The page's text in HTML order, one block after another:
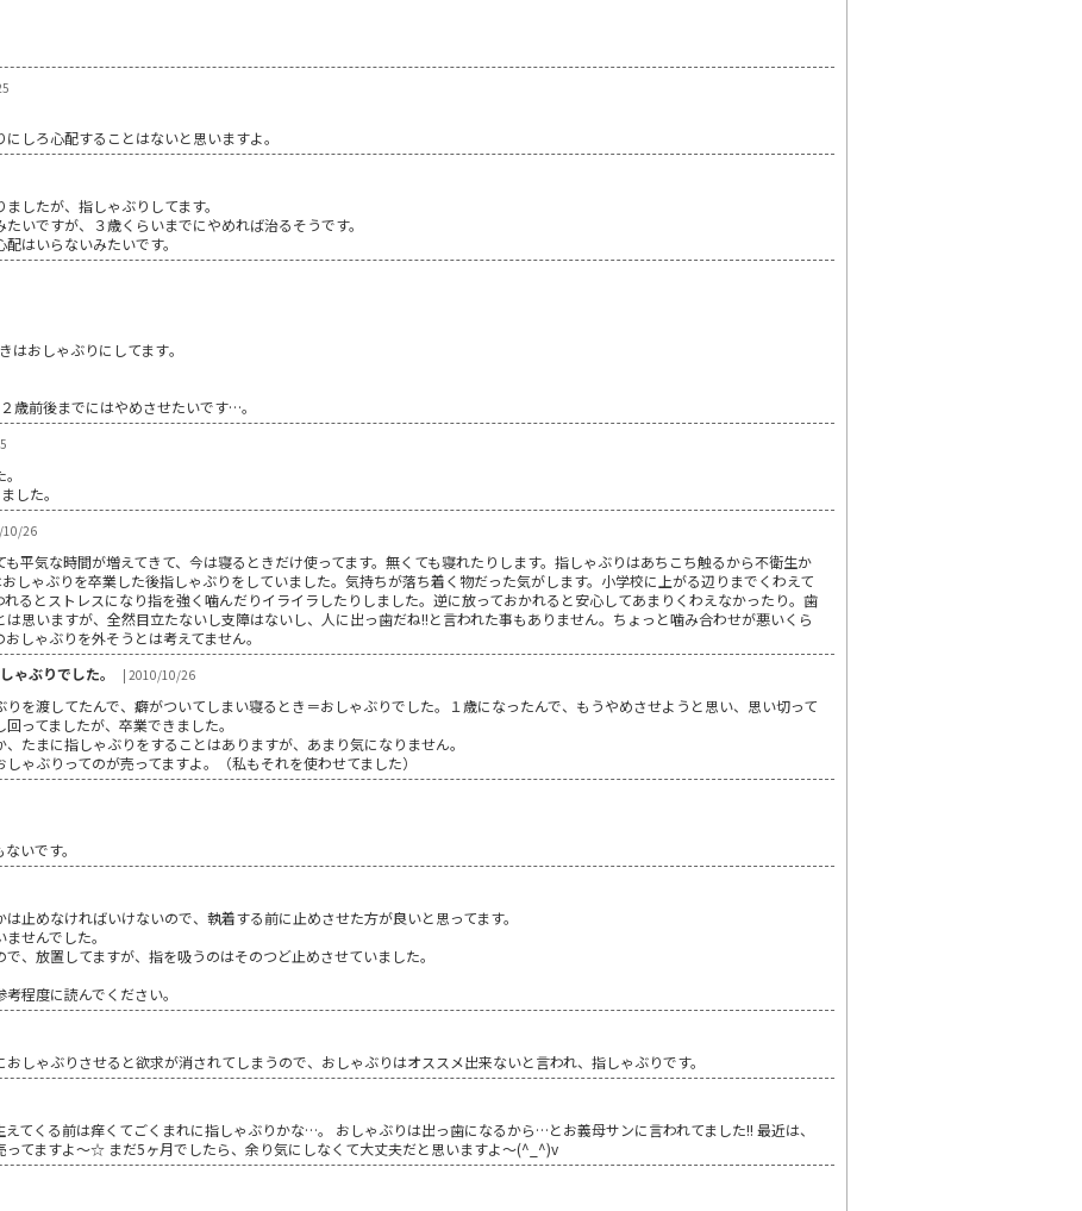
しろ心配することはないと思いますよ。
したが、指しゃぶりしてます。
いですが、３歳くらいまでにやめれば治るそうです。
はいらないみたいです。
はおしゃぶりにしてます｡
歳前後までにはやめさせたいです…｡
した。
10/26
平気な時間が増えてきて、今は寝るときだけ使ってます。無くても寝れたりします。指しゃぶりはあちこち触るから不衛生か
しゃぶりを卒業した後指しゃぶりをしていました。気持ちが落ち着く物だった気がします。小学校に上がる辺りまでくわえて
るとストレスになり指を強く噛んだりイライラしたりしました。逆に放っておかれると安心してあまりくわえなかったり。歯
思いますが、全然目立たないし支障はないし、人に出っ歯だね!!と言われた事もありません。ちょっと噛み合わせが悪いくら
しゃぶりを外そうとは考えてません。
ゃぶりでした。
| 2010/10/26
りを渡してたんで、癖がついてしまい寝るとき＝おしゃぶりでした。１歳になったんで、もうやめさせようと思い、思い切って
ってましたが、卒業できました。
たまに指しゃぶりをすることはありますが、あまり気になりません。
ゃぶりってのが売ってますよ。（私もそれを使わせてました）
いです。
止めなければいけないので、執着する前に止めさせた方が良いと思ってます。
せんでした。
、放置してますが、指を吸うのはそのつど止めさせていました。
程度に読んでください。
しゃぶりさせると欲求が消されてしまうので、おしゃぶりはオススメ出来ないと言われ、指しゃぶりです。
てくる前は痒くてごくまれに指しゃぶりかな…。 おしゃぶりは出っ歯になるから…とお義母サンに言われてました!! 最近は、
ってますよ～☆ まだ5ヶ月でしたら、余り気にしなくて大丈夫だと思いますよ～(^_^)v